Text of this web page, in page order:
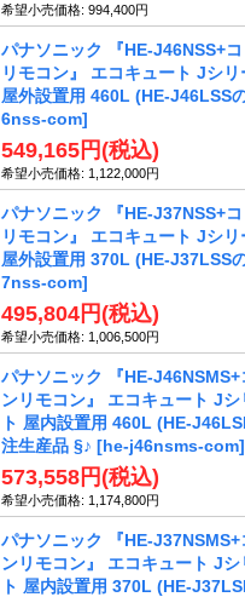
希望小売価格: 994,400円
パナソニック 『HE-J46NSS+
リモコン』 エコキュート Jシ
屋外設置用 460L (HE-J46LSS
6nss-com]
549,165円 (税込)
希望小売価格: 1,122,000円
パナソニック 『HE-J37NSS+
リモコン』 エコキュート Jシ
屋外設置用 370L (HE-J37LSS
7nss-com]
495,804円 (税込)
希望小売価格: 1,006,500円
パナソニック 『HE-J46NSMS+
ンリモコン』 エコキュート J
ト 屋内設置用 460L (HE-
注生産品 §♪ [he-j46nsms-com]
573,558円 (税込)
希望小売価格: 1,174,800円
パナソニック 『HE-J37NSMS+
ンリモコン』 エコキュート J
ト 屋内設置用 370L (HE-